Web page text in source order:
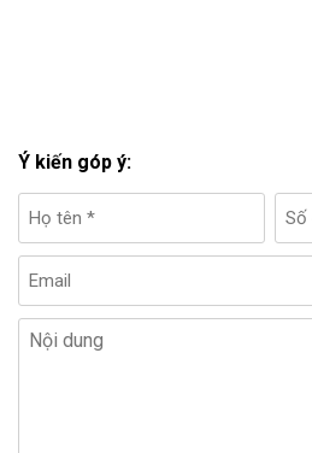
Ý kiến góp ý: